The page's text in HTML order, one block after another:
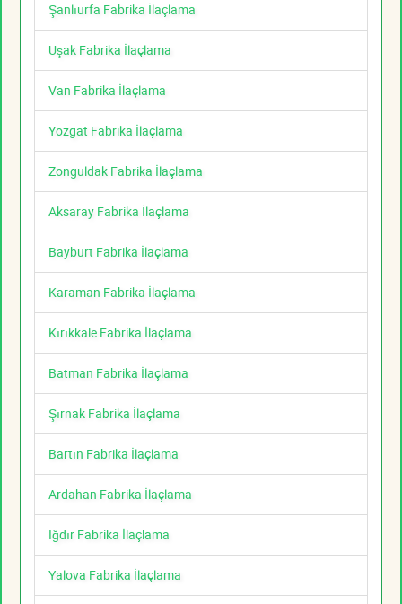
Şanlıurfa Fabrika İlaçlama
Uşak Fabrika İlaçlama
Van Fabrika İlaçlama
Yozgat Fabrika İlaçlama
Zonguldak Fabrika İlaçlama
Aksaray Fabrika İlaçlama
Bayburt Fabrika İlaçlama
Karaman Fabrika İlaçlama
Kırıkkale Fabrika İlaçlama
Batman Fabrika İlaçlama
Şırnak Fabrika İlaçlama
Bartın Fabrika İlaçlama
Ardahan Fabrika İlaçlama
Iğdır Fabrika İlaçlama
Yalova Fabrika İlaçlama